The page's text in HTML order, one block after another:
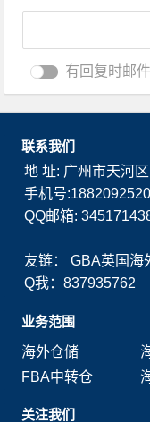
有回复时邮
联系我们
地 址: 广州市天河
手机号
QQ邮箱:
友链：GBA英国海
Q我：837935762
业务范围
海外仓储
FBA中转仓
关注我们